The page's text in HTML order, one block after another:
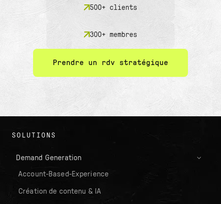
500+ clients
300+ membres
Prendre un rdv stratégique
SOLUTIONS
Demand Generation
Account-Based-Experience
Création de contenu & IA